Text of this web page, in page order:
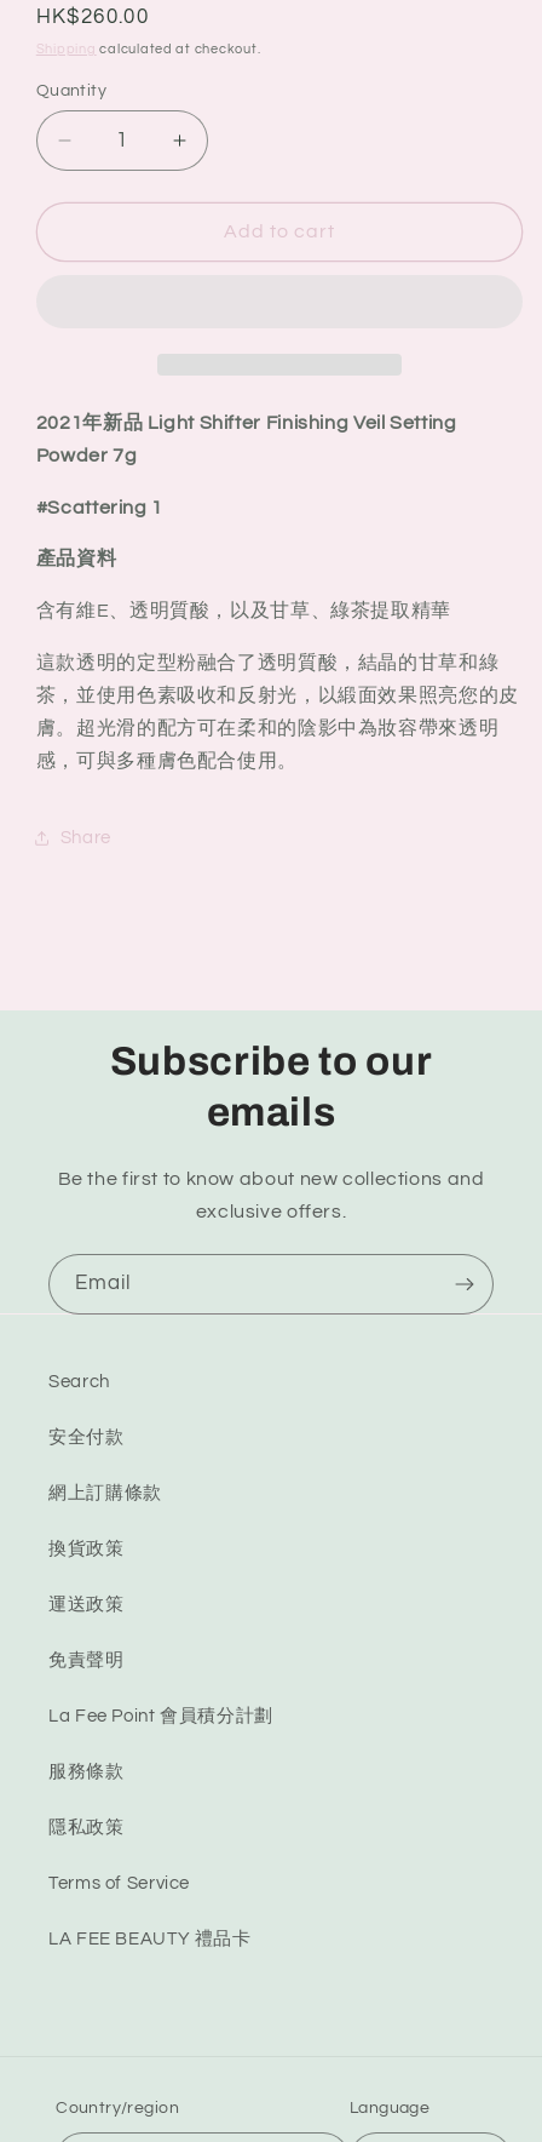
Regular
price
HK$260.00
Shipping calculated at checkout.
Quantity
Quantity
Decrease
quantity
for
2021
Shifter
Finishing
Veil
Powder
Increase
quantity
for
Becca
2021
品
Light
Finishing
Add to cart
2021年新品 Light Shifter Finishing Veil Setting
Powder 7g
#Scattering 1
產品資料
含有維E、透明質酸，以及甘草、綠茶提取精華
這款透明的定型粉融合了透明質酸，結晶的甘草和綠
茶，並使用色素吸收和反射光，以緞面效果照亮您的皮
膚。超光滑的配方可在柔和的陰影中為妝容帶來透明
感，可與多種膚色配合使用。
Share
Subscribe to our
emails
Be the first to know about new collections and
exclusive offers.
Email
Search
安全付款
網上訂購條款
換貨政策
運送政策
免責聲明
La Fee Point 會員積分計劃
服務條款
隱私政策
Terms of Service
LA FEE BEAUTY 禮品卡
Country/region Language